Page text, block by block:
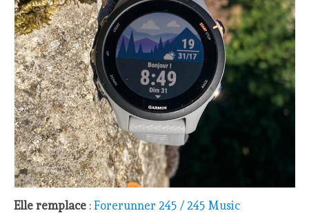
Elle remplace :Forerunner 245 / 245 Music